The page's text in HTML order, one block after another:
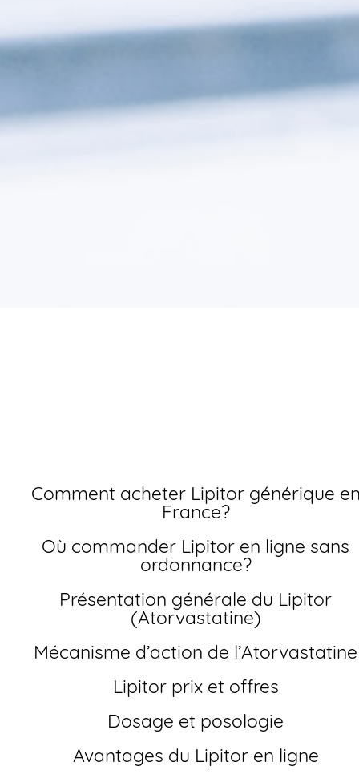
Comment acheter Lipitor générique en
France?
Où commander Lipitor en ligne sans
ordonnance?
Présentation générale du Lipitor
(Atorvastatine)
Mécanisme d’action de l’Atorvastatine
Lipitor prix et offres
Dosage et posologie
Avantages du Lipitor en ligne